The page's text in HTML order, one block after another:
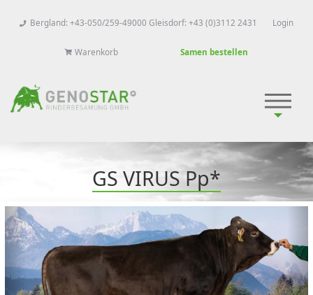
Bergland: +43-050/259-49000 Gleisdorf: +43 (0)3112 2431 Login
Warenkorb Samen bestellen
GS VIRUS Pp*